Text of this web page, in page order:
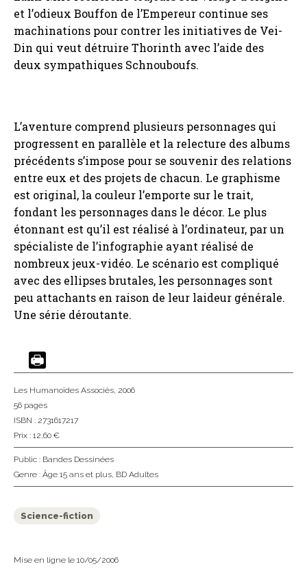
et l’odieux Bouffon de l’Empereur continue ses
machinations pour contrer les initiatives de Vei-
Din qui veut détruire Thorinth avec l’aide des
deux sympathiques Schnouboufs.
L’aventure comprend plusieurs personnages qui
progressent en parallèle et la relecture des albums
précédents s’impose pour se souvenir des relations
entre eux et des projets de chacun. Le graphisme
est original, la couleur l’emporte sur le trait,
fondant les personnages dans le décor. Le plus
étonnant est qu’il est réalisé à l’ordinateur, par un
spécialiste de l’infographie ayant réalisé de
nombreux jeux-vidéo. Le scénario est compliqué
avec des ellipses brutales, les personnages sont
peu attachants en raison de leur laideur générale.
Une série déroutante.
Les Humanoïdes Associés, 2006
56 pages
ISBN : 2731617217
Prix : 12,60 €
Public : Bandes Dessinées
Genre : Âge 15 ans et plus, BD Adultes
Science-fiction
Mise en ligne le 10/05/2006